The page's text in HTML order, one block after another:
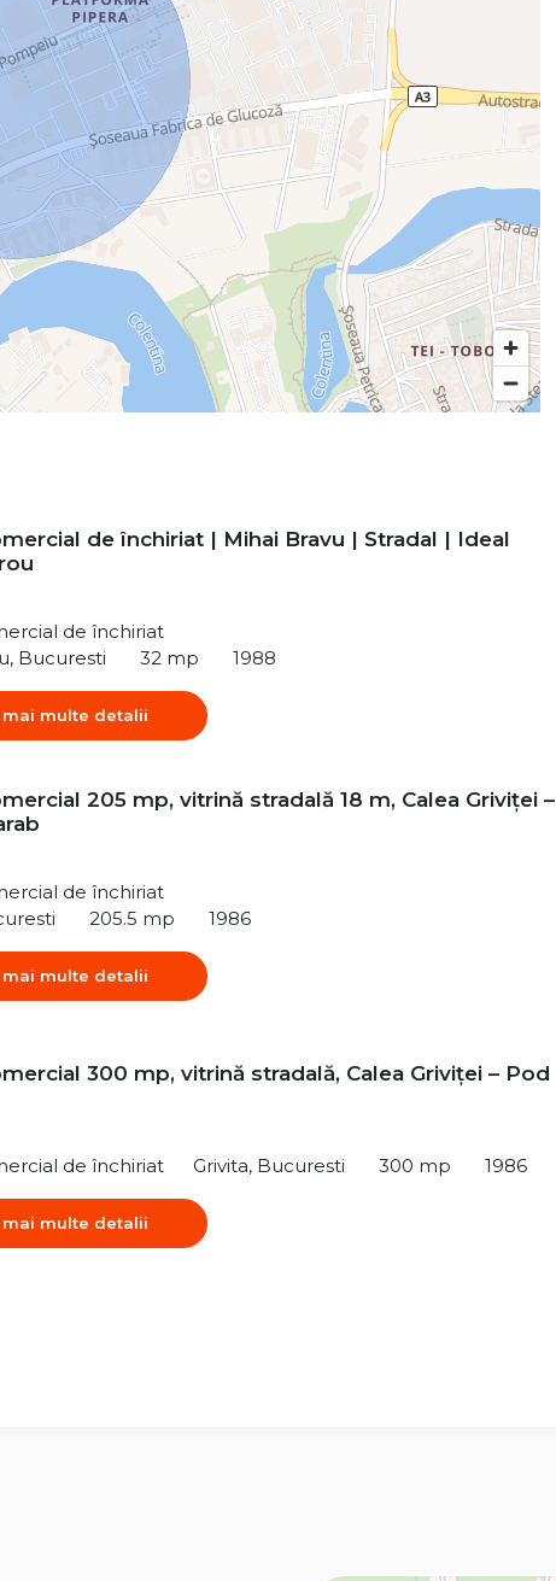
de închiriat | Mihai Bravu | Stradal | Ideal
de închiriat
Bucuresti
32 mp 1988
mai multe detalii
205 mp, vitrină stradală 18 m, Calea Griviței –
de închiriat
205.5 mp 1986
mai multe detalii
300 mp, vitrină stradală, Calea Griviței – Pod
de închiriat Grivita, Bucuresti 300 mp 1986
mai multe detalii